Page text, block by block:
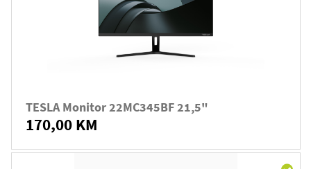
TESLA Monitor 22MC345BF 21,5"
170,00 KM